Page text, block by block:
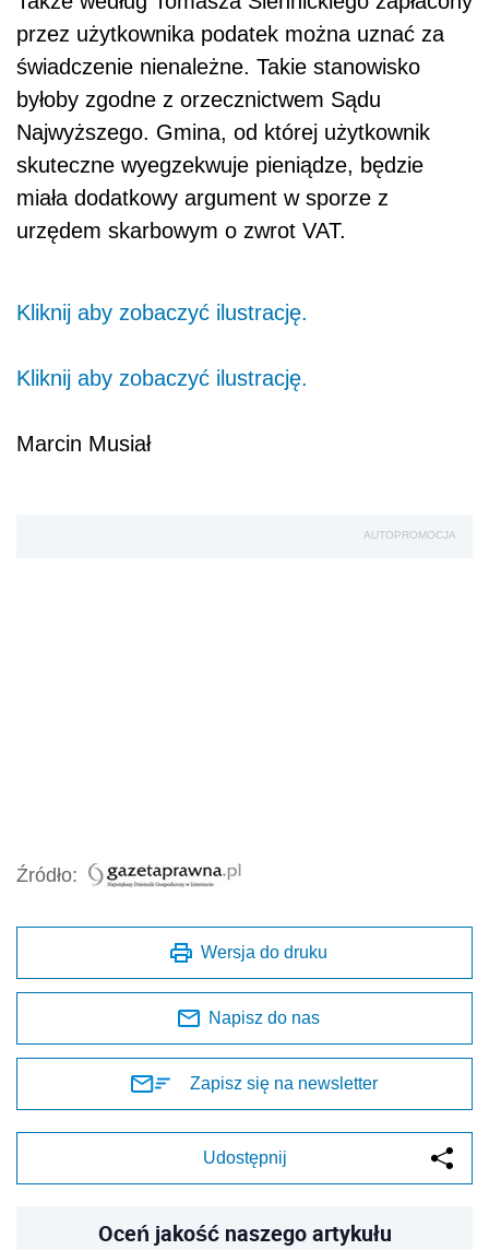
przez użytkownika podatek można uznać za
świadczenie nienależne. Takie stanowisko
byłoby zgodne z orzecznictwem Sądu
Najwyższego. Gmina, od której użytkownik
skuteczne wyegzekwuje pieniądze, będzie
miała dodatkowy argument w sporze z
urzędem skarbowym o zwrot VAT.
Kliknij aby zobaczyć ilustrację.
Kliknij aby zobaczyć ilustrację.
Marcin Musiał
AUTOPROMOCJA
Źródło:
Wersja do druku
Napisz do nas
Zapisz się na newsletter
Udostępnij
Oceń jakość naszego artykułu